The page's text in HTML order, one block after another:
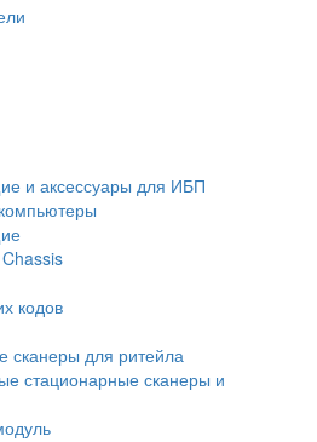
и аксессуары для ИБП
кодов
сканеры для ритейла
стационарные сканеры и